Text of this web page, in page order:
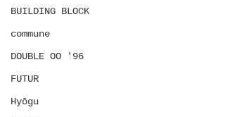
BUILDING BLOCK
commune
DOUBLE OO '96
FUTUR
Hyōgu